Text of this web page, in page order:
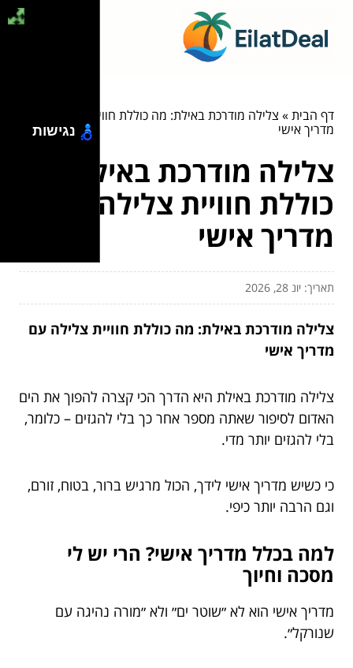
דף הבית» צלילה מודרכת באילת: מה כוללת חוויית צלילה עם
מדריך אישי
צלילה מודרכת באילת: מה
כוללת חוויית צלילה עם
מדריך אישי
תאריך: יונ 28, 2026
צלילה מודרכת באילת: מה כוללת חוויית צלילה עם
מדריך אישי
צלילה מודרכת באילת היא הדרך הכי קצרה להפוך את הים
האדום לסיפור שאתה מספר אחר כך בלי להגזים – כלומר,
בלי להגזים יותר מדי.
כי כשיש מדריך אישי לידך, הכול מרגיש ברור, בטוח, זורם,
וגם הרבה יותר כיפי.
למה בכלל מדריך אישי? הרי יש לי
מסכה וחיוך
מדריך אישי הוא לא ״שוטר ים״ ולא ״מורה נהיגה עם
שנורקל״.
נגישות